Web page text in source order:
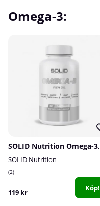
Omega-3:
SOLID Nutrition
2
119 kr Köp!